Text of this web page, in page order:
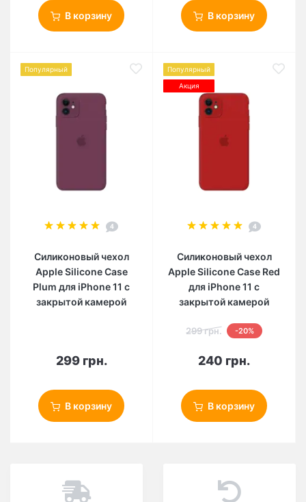
В корзину В корзину
Популярный
4
Силиконовый чехол
Apple Silicone Case
Plum для iPhone 11 с
закрытой камерой
299 грн.
В корзину
Популярный
Акция
4
Силиконовый чехол
Apple Silicone Case Red
для iPhone 11 с
закрытой камерой
299 грн. -20%
240 грн.
В корзину